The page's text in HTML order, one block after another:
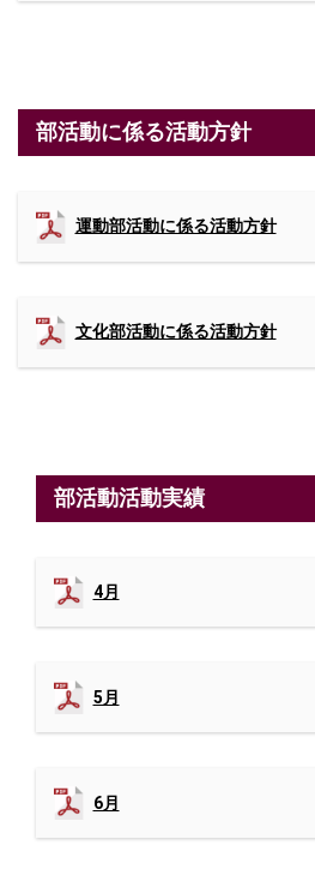
部活動に係る活動方針
運動部活動に係る活動方針
文化部活動に係る活動方針
部活動活動実績
4月
5月
6月